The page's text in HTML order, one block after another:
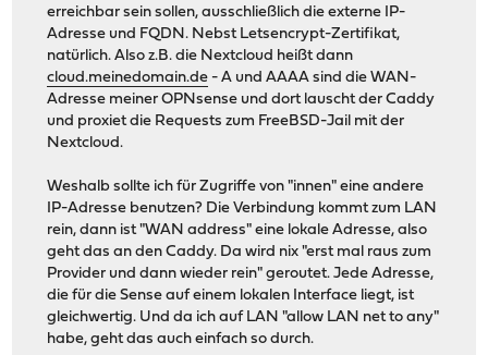
erreichbar sein sollen, ausschließlich die externe IP-
Adresse und FQDN. Nebst Letsencrypt-Zertifikat,
natürlich. Also z.B. die Nextcloud heißt dann
cloud.meinedomain.de - A und AAAA sind die WAN-
Adresse meiner OPNsense und dort lauscht der Caddy
und proxiet die Requests zum FreeBSD-Jail mit der
Nextcloud.
Weshalb sollte ich für Zugriffe von "innen" eine andere
IP-Adresse benutzen? Die Verbindung kommt zum LAN
rein, dann ist "WAN address" eine lokale Adresse, also
geht das an den Caddy. Da wird nix "erst mal raus zum
Provider und dann wieder rein" geroutet. Jede Adresse,
die für die Sense auf einem lokalen Interface liegt, ist
gleichwertig. Und da ich auf LAN "allow LAN net to any"
habe, geht das auch einfach so durch.